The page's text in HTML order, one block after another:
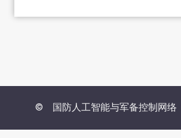
© 国防人工智能与军备控制网络